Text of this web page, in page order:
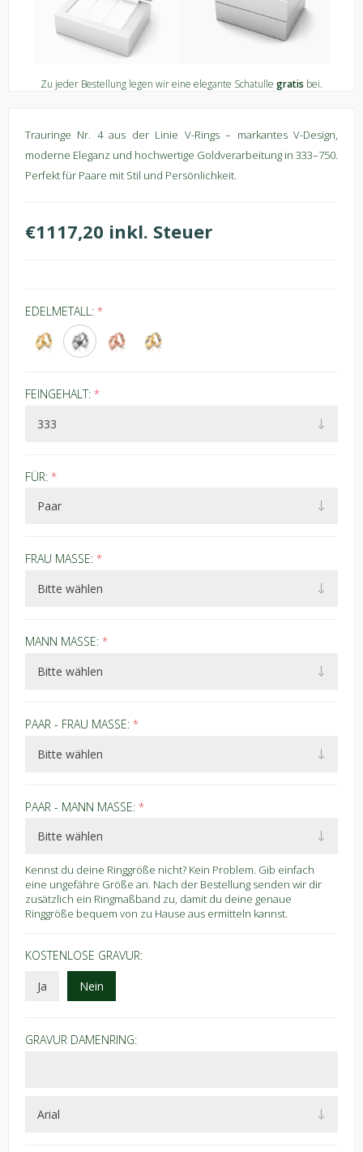
Zu jeder Bestellung legen wir eine elegante Schatulle gratis bei.
Trauringe Nr. 4 aus der Linie V-Rings – markantes V-Design,
moderne Eleganz und hochwertige Goldverarbeitung in 333–750.
Perfekt für Paare mit Stil und Persönlichkeit.
€1117,20 inkl. Steuer
EDELMETALL: *
FEINGEHALT: *
FÜR: *
FRAU MASSE: *
MANN MASSE: *
PAAR - FRAU MASSE: *
PAAR - MANN MASSE: *
Kennst du deine Ringgröße nicht? Kein Problem. Gib einfach
eine ungefähre Größe an. Nach der Bestellung senden wir dir
zusätzlich ein Ringmaßband zu, damit du deine genaue
Ringgröße bequem von zu Hause aus ermitteln kannst.
KOSTENLOSE GRAVUR:
Ja
Nein
GRAVUR DAMENRING: